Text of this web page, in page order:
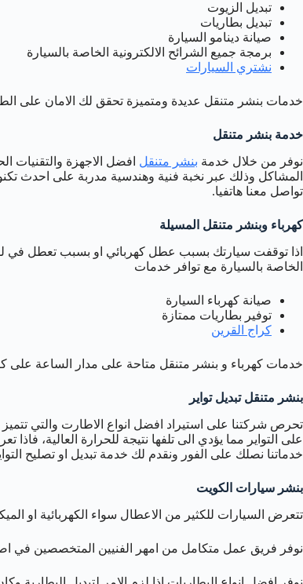
تبديل الزيوت
تبديل بطاريات
صيانة دينامو السيارة
برمجة جميع الشرائح الالكترونية الخاصة بالسيارة
نشتري السيارات
خدمات بنشر متنقل عديدة ومتميزة تحقق لك الامان على
خدمة بنشر متنقل
نوفر من خلال خدمة بنشر متنقل افضل الاجهزة والتقنيات
المشاكل وذلك عبر نخبة فنية وهندسية مدربة على احدث
تواصل معنا هاتفيا.
كهرباء وبنشر متنقل المسيلة
اذا توقفت سيارتك بسبب عطل كهربائي او بسبب تعطل في
الخاصة بالسيارة مع توافر خدمات
صيانة كهرباء السيارة
توفير بطاريات ممتازة
كراج القرين
خدمات كهرباء و بنشر متنقل متاحة على مدار الساعة
بنشر متنقل تبديل تواير
تحرص شركتنا على استيراد افضل انواع الاطارت والتي
على التواير مما يؤدي الى تلفها نتيجة للحرارة العالية،
خدماتنا نصلك على الفور ونقدم لك خدمة تبديل او تصليح
بنشر سيارات الكويت
تتعرض السيارات للكثير من الاعطال سواء الكهربائية او
نوفر فريق عمل متكامل من امهر الفنيين المتخصصين في